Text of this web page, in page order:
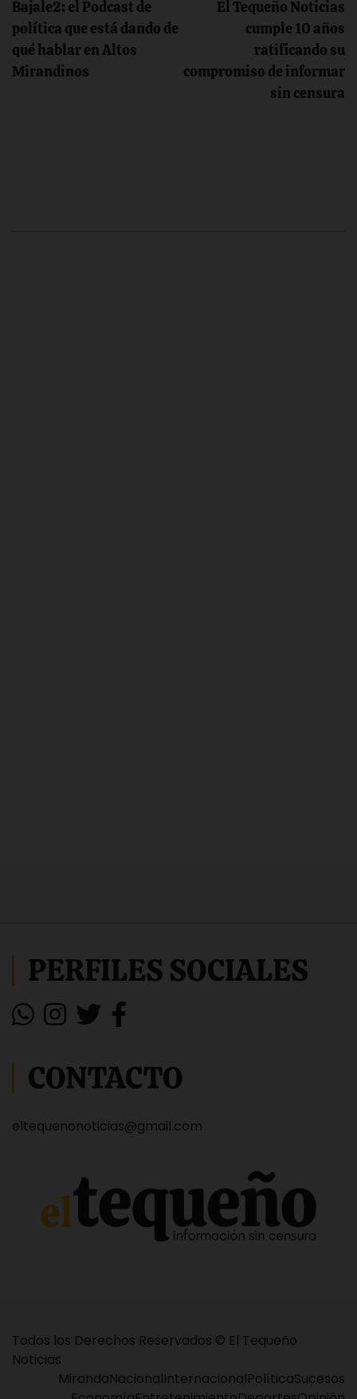
de
entradas
‎Bajale2: el Podcast de
política que está dando de
qué hablar en Altos
Mirandinos
El Tequeño Noticias
cumple 10 años
ratificando su
compromiso de informar
sin censura
PERFILES SOCIALES
CONTACTO
eltequenonoticias@gmail.com
Todos los Derechos Reservados © El Tequeño
Noticias
MirandaNacionalInternacionalPolíticaSucesos